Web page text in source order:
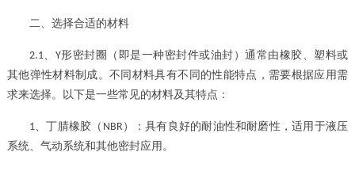
二、选择合适的材料
2.1、 Y形密封圈（即是一种密封件或油封）通常由橡胶、塑料或
其他弹性材料制成。不同材料具有不同的性能特点，需要根据应用需
求来选择。以下是一些常见的材料及其特点：
1、丁腈橡胶（ NBR ）：具有良好的耐油性和耐磨性，适用于液压
系统、气动系统和其他密封应用。